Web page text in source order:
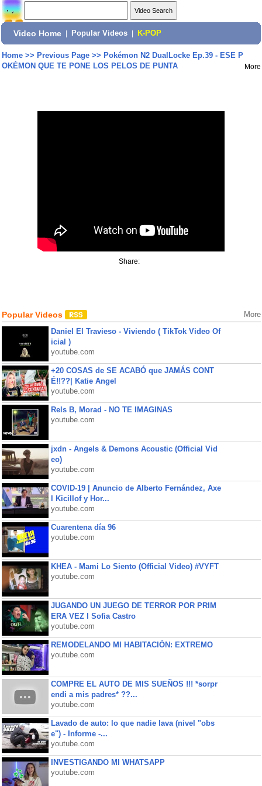
Video Home Popular Videos K-POP
Home>> Previous Page>> Pokémon N2 DualLocke Ep.39 - ESE P
OKÉMON QUE TE PONE LOS PELOS DE PUNTA
More
Share:
Popular Videos More
Daniel El Travieso - Viviendo ( TikTok Video Of
icial )
youtube.com
+20 COSAS de SE ACABÓ que JAMÁS CONT
É!!??| Katie Angel
youtube.com
Rels B, Morad - NO TE IMAGINAS
youtube.com
jxdn - Angels & Demons Acoustic (Official Vid
eo)
youtube.com
COVID-19 | Anuncio de Alberto Fernández, Axe
l Kicillof y Hor...
youtube.com
Cuarentena día 96
youtube.com
KHEA - Mami Lo Siento (Official Video) #VYFT
youtube.com
JUGANDO UN JUEGO DE TERROR POR PRIM
ERA VEZ l Sofia Castro
youtube.com
REMODELANDO MI HABITACIÓN: EXTREMO
youtube.com
COMPRE EL AUTO DE MIS SUEÑOS !!! *sorpr
endi a mis padres* ??...
youtube.com
Lavado de auto: lo que nadie lava (nivel "obs
e") - Informe -...
youtube.com
INVESTIGANDO MI WHATSAPP
youtube.com